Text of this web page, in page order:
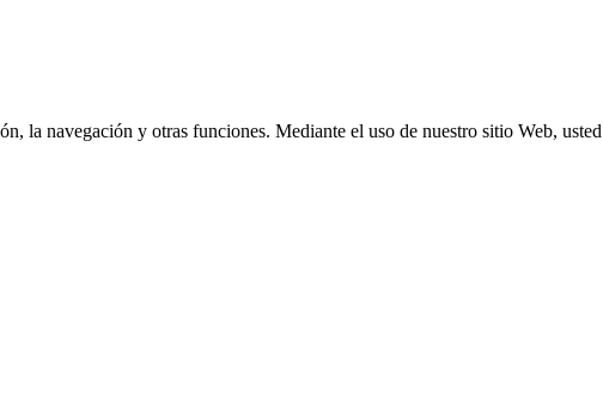
la navegación y otras funciones. Mediante el uso de nuestro sitio Web,